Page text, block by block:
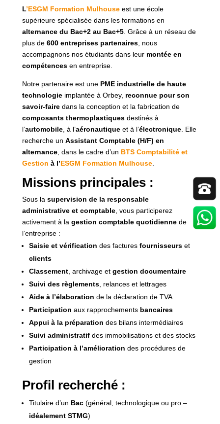
L’ESGM Formation Mulhouseest une école
supérieure spécialisée dans les formations en
alternance du Bac+2 au Bac+5. Grâce à un réseau de
plus de 600 entreprises partenaires, nous
accompagnons nos étudiants dans leur montée en
compétences en entreprise.
Notre partenaire est une PME industrielle de haute
technologieimplantée à Orbey, reconnue pour son
savoir-fairedans la conception et la fabrication de
composants thermoplastiquesdestinés à
l’automobile, à l’aéronautiqueet à l’électronique. Elle
recherche un Assistant Comptable (H/F) en
alternance, dans le cadre d’un BTS Comptabilité et
Gestion à l’ESGM Formation Mulhouse.
Missions principales :
Sous la supervision de la responsable
administrative et comptable, vous participerez
activement à la gestion comptable quotidiennede
l’entreprise :
Saisie et vérification des factures fournisseurset
clients
Classement, archivage et gestion documentaire
Suivi des règlements, relances et lettrages
Aide à l’élaboration de la déclaration de TVA
Participation aux rapprochements bancaires
Appui à la préparation des bilans intermédiaires
Suivi administratifdes immobilisations et des stocks
Participation à l’amélioration des procédures de
gestion
Profil recherché :
Titulaire d’un Bac(général, technologique ou pro –
idéalement STMG)